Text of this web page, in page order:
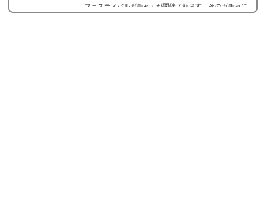
フェスティバルガチャ」が開催されます。そのガチャに